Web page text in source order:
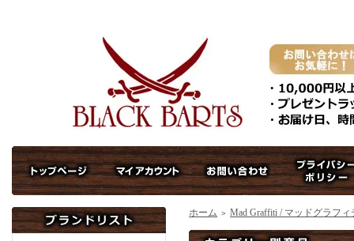
ホーム ＞ Mad Graffiti / マッドグラフィ